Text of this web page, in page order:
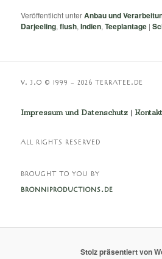
Veröffentlicht unterAnbau und
Darjeeling,flush,Indien,Teeplantage |
V. 3.O © 1999 – 2026 TERRATEE.DE
Impressum und Datenschutz | Kontakt
ALL RIGHTS RESERVED
BROUGHT TO YOU BY
BRONNIPRODUCTIONS.DE
Stolz präsentiert von